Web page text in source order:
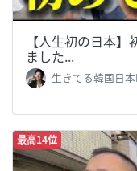
【人生初の日本
ました...
生きてる韓国日
最高14位